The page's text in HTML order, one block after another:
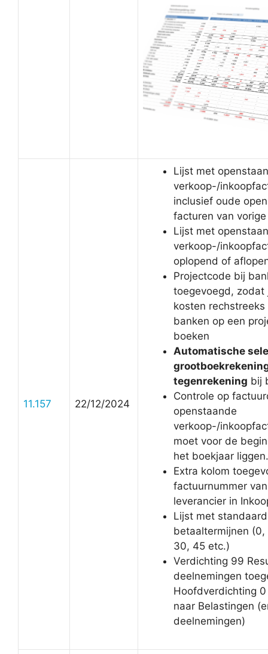
11.157 22/12/2024
Lijst met
verkoop-/
inclusief oude
facturen van
Lijst met
verkoop-/
oplopend of
Projectcode bij
toegevoegd, zodat
kosten
banken op een
boeken
Automatische
tegenrekening bij
Controle op
openstaande
verkoop-/
moet voor de
het boekjaar liggen.
Extra kolom
factuurnummer
leverancier in
Lijst met standaard
betaaltermijnen (0,
30, 45 etc.)
Verdichting 99
deelnemingen
Hoofdverdichting
naar Belastingen
deelnemingen)